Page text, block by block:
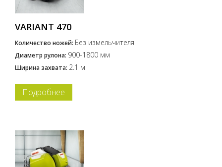
VARIANT 470
Количество ножей: Без измельчителя
Диаметр рулона: 900-1800 мм
Ширина захвата: 2.1 м
Подробнее